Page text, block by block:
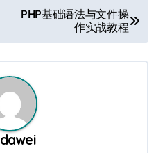
PHP基础语法与文件操
作实战教程
dawei